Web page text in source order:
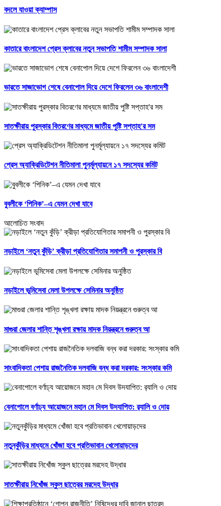
বদলে যাওয়া ক্যাম্পাস
কাতারে বাংলাদেশ প্রেস ক্লাবের নতুন সভাপতি শামীম সম্পাদক সালা
ভারতে সাজাভোগ শেষে বেনাপোল দিয়ে দেশে ফিরলেন ৩৬ বাংলাদেশী
সাতক্ষীরায় পুরস্কার বিতরণের মাধ্যমে জাতীয় পুষ্টি সপ্তাহ'র সম
প্রেস অ্যাক্রিডিটেশন নীতিমালা পুনর্মূল্যায়নে ১৭ সদস্যের কমিট
বুবলীকে ‘পিনিক’–এ যেমন দেখা যাবে
আলোচিত সংবাদ
নড়াইলে ‘নতুন কুঁড়ি’ ক্রীড়া প্রতিযোগিতার সমাপনী ও পুরস্কার বি
নড়াইলে ভূমিসেবা মেলা উপলক্ষে সেমিনার অনুষ্ঠিত
মাগুরা জেলার শান্তি শৃঙ্খলা রক্ষায় মাদক নিয়ন্ত্রনে গুরুত্ব আ
সাংবাদিকতা পেশায় রাজনৈতিক দলবাজি বন্ধ করা দরকার: সংস্কার কমি
বেনাপোলে বর্ণাঢ্য আয়োজনে মহান মে দিবস উদযাপিত: র‌্যালি ও দোয়
নতুনকুঁড়ির মাধ্যমে খোঁজা হবে প্রতিভাবান খেলোয়াড়দের
সাতক্ষীরায় নিখোঁজ স্কুল ছাত্রের মরদেহ উদ্ধার